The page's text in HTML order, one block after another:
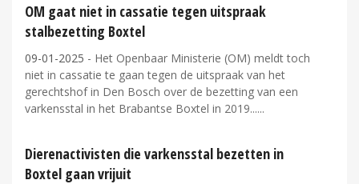
OM gaat niet in cassatie tegen uitspraak
stalbezetting Boxtel
09-01-2025 - Het Openbaar Ministerie (OM) meldt toch
niet in cassatie te gaan tegen de uitspraak van het
gerechtshof in Den Bosch over de bezetting van een
varkensstal in het Brabantse Boxtel in 2019...
Dierenactivisten die varkensstal bezetten in
Boxtel gaan vrijuit